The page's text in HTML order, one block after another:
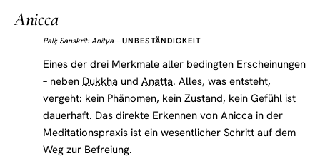
Anicca
Pali; Sanskrit: Anitya—UNBESTÄNDIGKEIT
Eines der drei Merkmale aller bedingten Erscheinungen
– neben Dukkha und Anatta. Alles, was entsteht,
vergeht: kein Phänomen, kein Zustand, kein Gefühl ist
dauerhaft. Das direkte Erkennen von Anicca in der
Meditationspraxis ist ein wesentlicher Schritt auf dem
Weg zur Befreiung.